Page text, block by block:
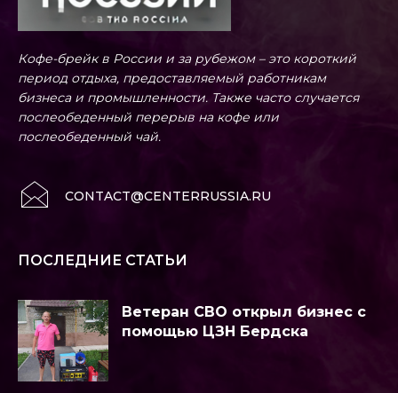
Кофе-брейк в России и за рубежом – это короткий
период отдыха, предоставляемый работникам
бизнеса и промышленности. Также часто случается
послеобеденный перерыв на кофе или
послеобеденный чай.
CONTACT@CENTERRUSSIA.RU
ПОСЛЕДНИЕ СТАТЬИ
Ветеран СВО открыл бизнес с
помощью ЦЗН Бердска